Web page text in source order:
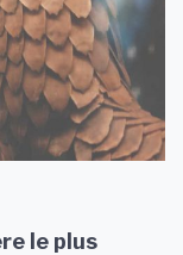
le plus